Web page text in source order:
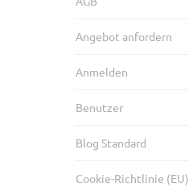
Angebot anfordern
Anmelden
Benutzer
Blog Standard
Cookie-Richtlinie (EU)